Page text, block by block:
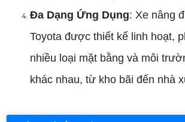
Đa Dạng Ứng Dụng: Xe nâng
Toyota được thiết kế linh hoạt,
nhiều loại mặt bằng và môi
khác nhau, từ kho bãi đến nhà